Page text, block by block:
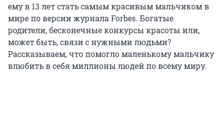
ему в 13 лет стать самым красивым мальчиком в
мире по версии журнала Forbes. Богатые
родители, бесконечные конкурсы красоты или,
может быть, связи с нужными людьми?
Рассказываем, что помогло маленькому мальчику
влюбить в себя миллионы людей по всему миру.